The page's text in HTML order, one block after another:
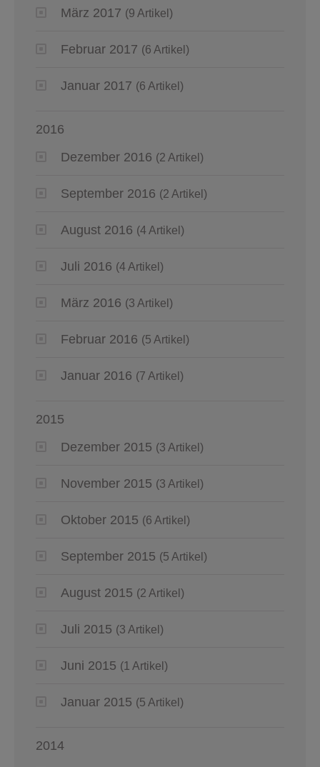
März 2017 (9 Artikel)
Februar 2017 (6 Artikel)
Januar 2017 (6 Artikel)
2016
Dezember 2016 (2 Artikel)
September 2016 (2 Artikel)
August 2016 (4 Artikel)
Juli 2016 (4 Artikel)
März 2016 (3 Artikel)
Februar 2016 (5 Artikel)
Januar 2016 (7 Artikel)
2015
Dezember 2015 (3 Artikel)
November 2015 (3 Artikel)
Oktober 2015 (6 Artikel)
September 2015 (5 Artikel)
August 2015 (2 Artikel)
Juli 2015 (3 Artikel)
Juni 2015 (1 Artikel)
Januar 2015 (5 Artikel)
2014